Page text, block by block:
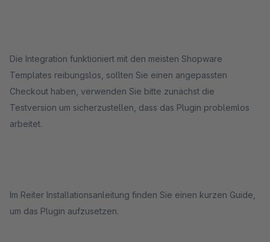
Die Integration funktioniert mit den meisten Shopware
Templates reibungslos, sollten Sie einen angepassten
Checkout haben, verwenden Sie bitte zunächst die
Testversion um sicherzustellen, dass das Plugin problemlos
arbeitet.
Im Reiter Installationsanleitung finden Sie einen kurzen Guide,
um das Plugin aufzusetzen.